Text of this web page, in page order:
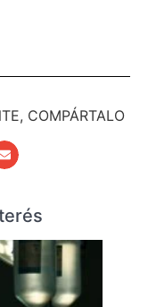
COMPÁRTALO